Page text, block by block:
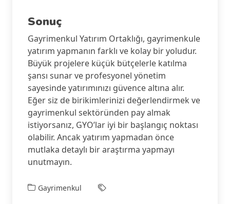
Sonuç
Gayrimenkul Yatırım Ortaklığı, gayrimenkule
yatırım yapmanın farklı ve kolay bir yoludur.
Büyük projelere küçük bütçelerle katılma
şansı sunar ve profesyonel yönetim
sayesinde yatırımınızı güvence altına alır.
Eğer siz de birikimlerinizi değerlendirmek ve
gayrimenkul sektöründen pay almak
istiyorsanız, GYO’lar iyi bir başlangıç noktası
olabilir. Ancak yatırım yapmadan önce
mutlaka detaylı bir araştırma yapmayı
unutmayın.
Gayrimenkul